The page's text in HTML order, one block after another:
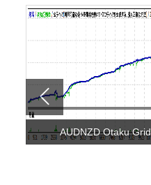
AUDNZD Otaku